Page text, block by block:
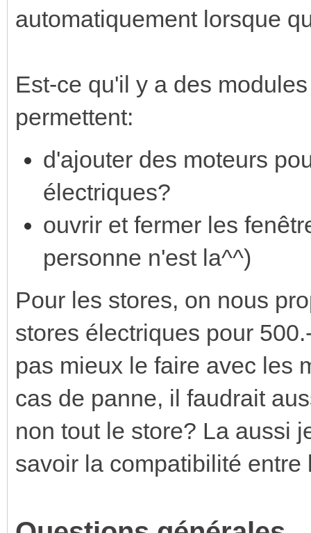
automatiquement lorsque
Est-ce qu'il y a des
permettent:
d'ajouter des moteurs
électriques?
ouvrir et fermer les
personne n'est la^^)
Pour les stores, on nous
stores électriques pour
pas mieux le faire avec les
cas de panne, il faudrait
non tout le store? La aussi
savoir la compatibilité entre